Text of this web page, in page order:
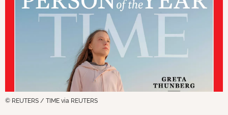
© REUTERS / TIME via REUTERS